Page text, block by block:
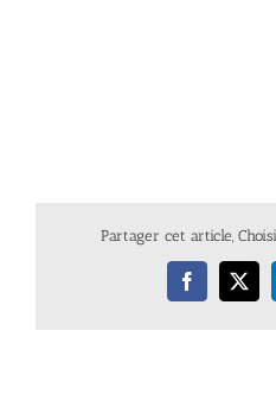
Partager cet article,
Facebook
X